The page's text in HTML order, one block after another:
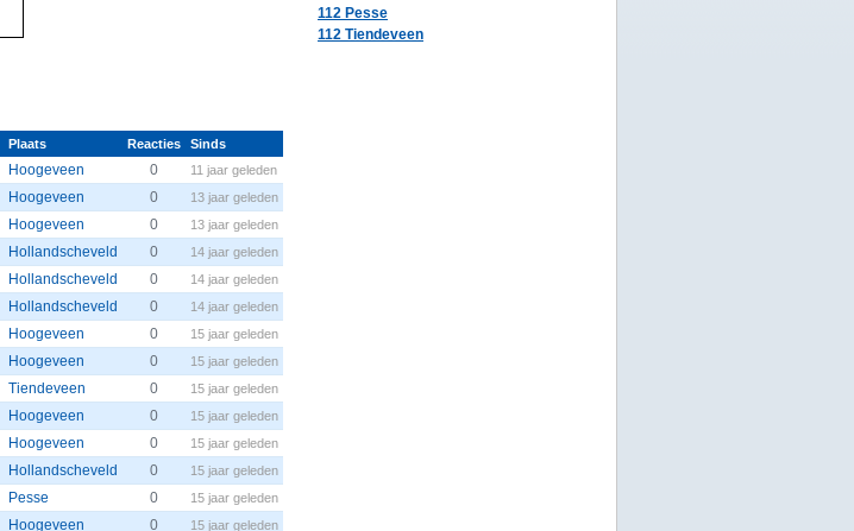
Plaats Reacties Sinds
Hoogeveen 0 11 jaar geleden
Hoogeveen 0 13 jaar geleden
Hoogeveen 0 13 jaar geleden
Hollandscheveld 0 14 jaar geleden
Hollandscheveld 0 14 jaar geleden
Hollandscheveld 0 14 jaar geleden
Hoogeveen 0 15 jaar geleden
Hoogeveen 0 15 jaar geleden
Tiendeveen 0 15 jaar geleden
Hoogeveen 0 15 jaar geleden
Hoogeveen 0 15 jaar geleden
Hollandscheveld 0 15 jaar geleden
Pesse 0 15 jaar geleden
Hoogeveen 0 15 jaar geleden
112 Pesse
112 Tiendeveen